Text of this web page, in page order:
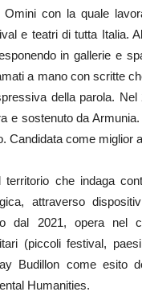
con la quale
e teatri di tutta Italia.
in gallerie e
a mano con scritte
della parola.
e sostenuto da
Candidata come miglior
che indaga
attraverso
dal 2021, opera nel
(piccoli festival,
Budillon come esito
Humanities.